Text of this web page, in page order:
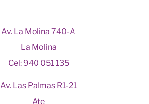
Av. La Molina 740-A
La Molina
Cel: 940 051 135
Av. Las Palmas R1-21
Ate